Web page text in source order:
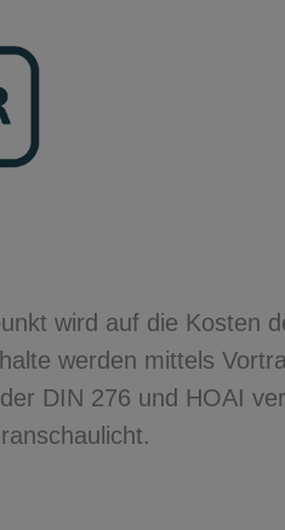
wird auf die Kosten
werden mittels
DIN 276 und HOAI